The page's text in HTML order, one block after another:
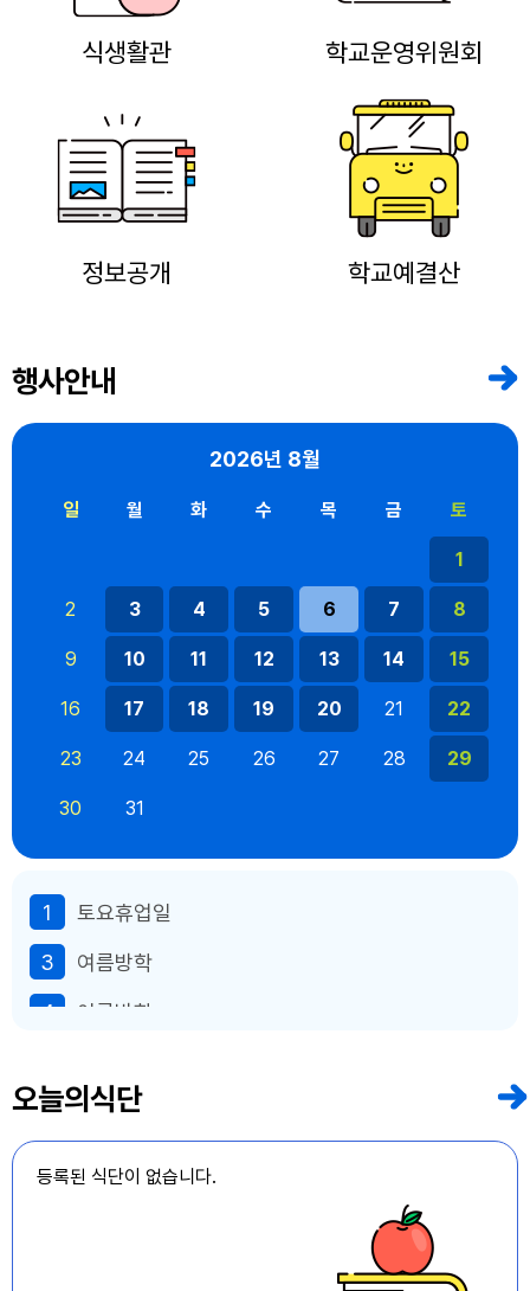
식생활관 학교운영위원회
정보공개 학교예결산
행사안내
2026년 8월
일 월 화 수 목 금 토
1
2 3 4 5 6 7 8
9 10 11 12 13 14 15
16 17 18 19 20 21 22
23 24 25 26 27 28 29
30 31
1
토요휴업일
3
여름방학
4
여름방학
6
여름방학
오늘의식단
등록된 식단이 없습니다.